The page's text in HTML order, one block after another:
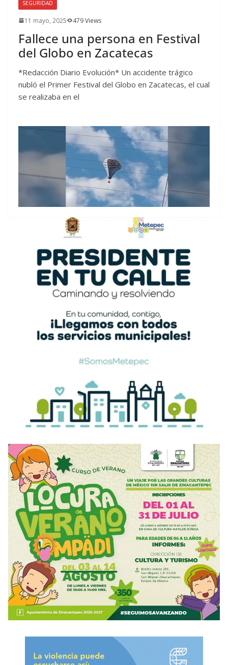
SEGURIDAD
11 mayo, 2025 479 Views
Fallece una persona en Festival
del Globo en Zacatecas
*Redacción Diario Evolución* Un accidente trágico
nubló el Primer Festival del Globo en Zacatecas, el cual
se realizaba en el